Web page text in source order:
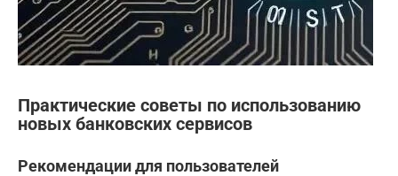
Практические советы по использованию
новых банковских сервисов
Рекомендации для пользователей